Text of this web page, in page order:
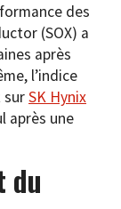
des
(SOX) a
après
l’indice
surSK Hynix
après une
du